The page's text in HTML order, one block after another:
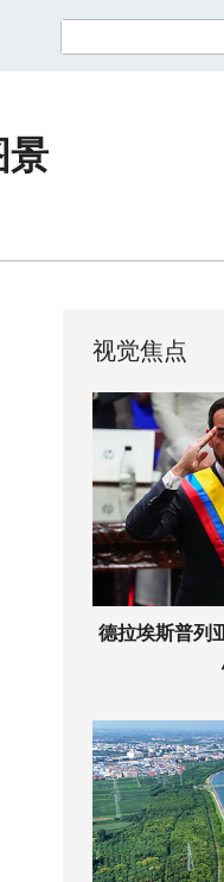
景
视觉焦点
德拉埃斯普列